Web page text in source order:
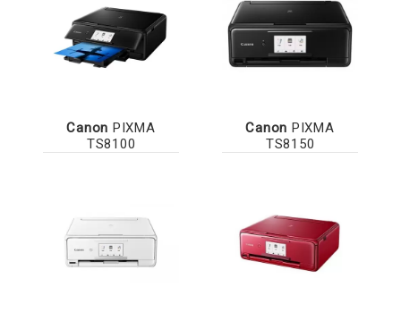
Canon PIXMA
TS8100
Canon PIXMA
TS8150